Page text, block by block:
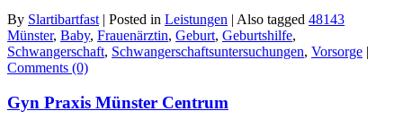
By Slartibartfast | Posted in Leistungen | Also tagged 48143
Münster, Baby, Frauenärztin, Geburt, Geburtshilfe,
Schwangerschaft, Schwangerschaftsuntersuchungen, Vorsorge |
Comments (0)
Gyn Praxis Münster Centrum